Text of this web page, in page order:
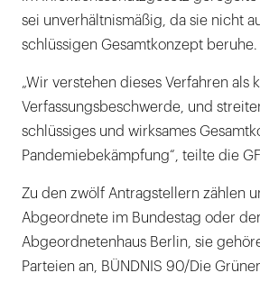
sei unverhältnismäßig, da sie nicht
schlüssigen Gesamtkonzept beruhe.
„Wir verstehen dieses Verfahren als
Verfassungsbeschwerde, und
schlüssiges und wirksames
Pandemiebekämpfung“, teilte die
Zu den zwölf Antragstellern zählen
Abgeordnete im Bundestag oder
Abgeordnetenhaus Berlin, sie
Parteien an, BÜNDNIS 90/Die